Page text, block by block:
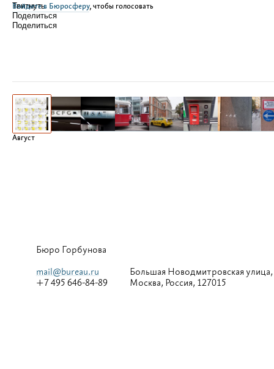
Войдите в Бюросферу, чтобы голосовать
Твитнуть
Поделиться
Поделиться
Август
Бюро Горбунова
mail@bureau.ru
+7 495 646-84-89
Большая Новодмитровская улица,
Москва, Россия, 127015